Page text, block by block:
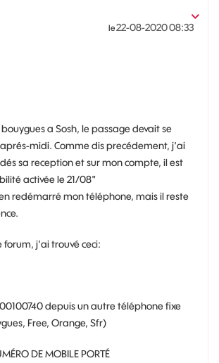
le‎22-08-202008:33
a Sosh, le passage devait se
midi. Comme dis precédement, j'ai
sa reception et sur mon compte, il est
activée le 21/08"
redémarré mon téléphone, mais il reste
forum, j'ai trouvé ceci:
depuis un autre téléphone fixe
Free, Orange, Sfr)
DE MOBILE PORTÉ